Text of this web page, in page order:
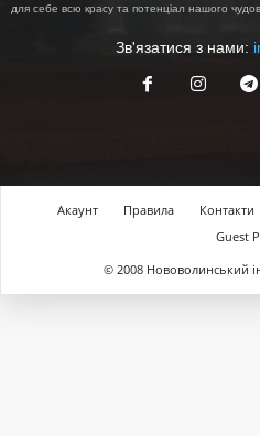
для себе всю красу та потенціал нашого
Зв'язатися з нами:
Акаунт Правила Контакти
Guest
© 2008 Нововолинський